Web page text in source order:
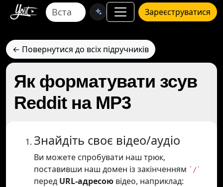
Зареєструватися
← Повернутися до всіх підручників
Як форматувати зсув
Reddit на MP3
Знайдіть своє відео/аудіо
Ви можете спробувати наш трюк,
поставивши наш домен із закінченням `/`
перед URL-адресою відео, наприклад: